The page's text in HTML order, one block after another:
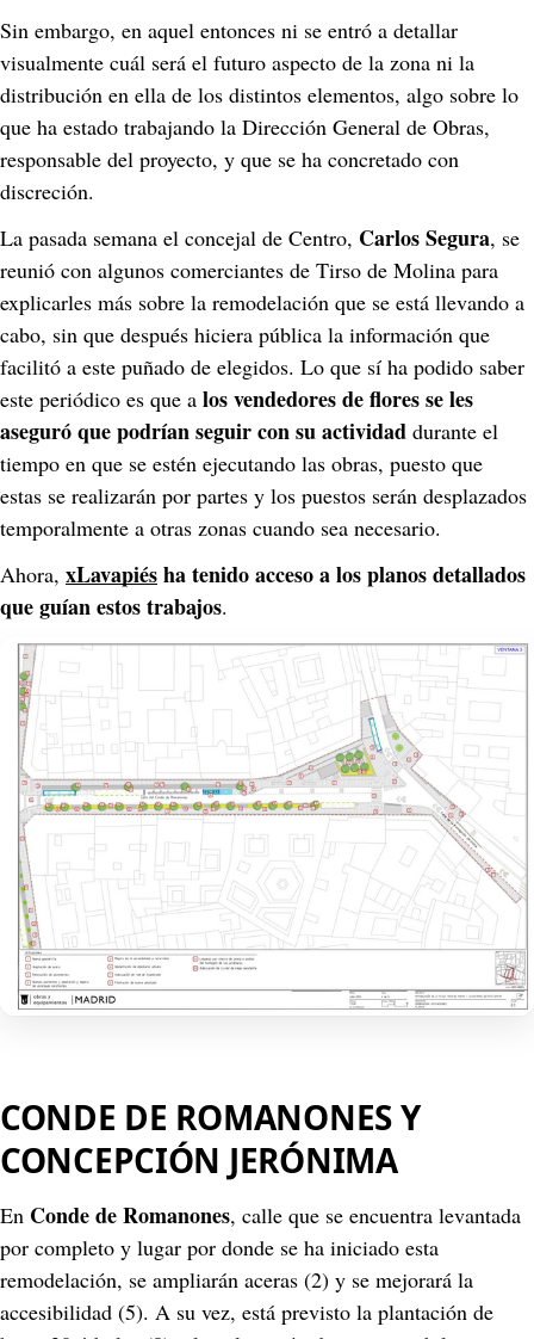
Sin embargo, en aquel entonces ni se entró a detallar
visualmente cuál será el futuro aspecto de la zona ni la
distribución en ella de los distintos elementos, algo sobre lo
que ha estado trabajando la Dirección General de Obras,
responsable del proyecto, y que se ha concretado con
discreción.
La pasada semana el concejal de Centro, Carlos Segura, se
reunió con algunos comerciantes de Tirso de Molina para
explicarles más sobre la remodelación que se está llevando a
cabo, sin que después hiciera pública la información que
facilitó a este puñado de elegidos. Lo que sí ha podido saber
este periódico es que a los vendedores de flores se les
aseguró que podrían seguir con su actividad durante el
tiempo en que se estén ejecutando las obras, puesto que
estas se realizarán por partes y los puestos serán desplazados
temporalmente a otras zonas cuando sea necesario.
Ahora, xLavapiés ha tenido acceso alos planos detallados
que guían estos trabajos.
CONDE DE ROMANONES Y
CONCEPCIÓN JERÓNIMA
En Conde de Romanones, calle que se encuentra levantada
por completo y lugar por donde se ha iniciado esta
remodelación, se ampliarán aceras (2) y se mejorará la
accesibilidad (5). A su vez, está previsto la plantación de